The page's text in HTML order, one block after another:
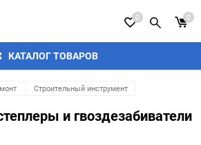
КАТАЛОГ ТОВАРОВ
0 0
Строительный инструмент
и гвоздезабиватели